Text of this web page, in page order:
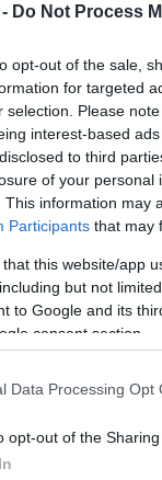
Do Not Process
opt-out of the sale,
for targeted
selection. Please
interest-based
to third
of your personal
This information may
Participants that may
that this website/app
but not
to Google and its
consent section.
Data Processing Opt
opt-out of the
kiadó
meg, és a
különböző
muzulmán
a
Post utalt
komoly
napilap, a
történetek és a
hogy az
európai
a diákok